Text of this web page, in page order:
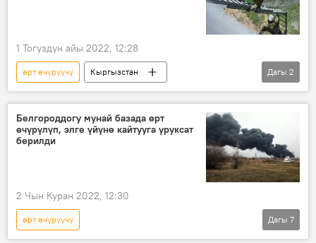
1 Тогуздун айы 2022, 12:28
өрт өчүрүүчү
Кыргызстан
Дүйнөлүк чемпионат
куткаруучу
Дагы 2
Белгороддогу мунай базада өрт
өчүрүлүп, элге үйүнө кайтууга уруксат
берилди
2 Чын Куран 2022, 12:30
өрт өчүрүүчү
Россиянын Донбассты коргоо боюнча атайын операциясы
Дагы 7